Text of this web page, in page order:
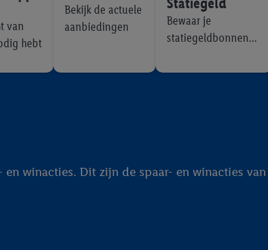
van
hebt
Bekijk de actuele
aanbiedingen
Bewaar je
statiegeldbonnen
winacties. Dit zijn de spaar- en winacties
je in onze
privacyverklaring.Je vindt de impressum voor de
die wij inzetten.